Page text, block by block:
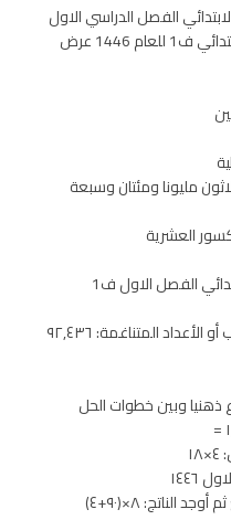
الفصل الدراسي الاول
تحميل تليخص مراجعة رياضيات خامس ابتدائي ف1 للعام 1446 عرض
مليونا ومئتان وسبعة
العشرية
الفصل الاول ف1
قدر ناتج الجمع والطرح باستعمال التقريب أو الأعداد المتناغمة: ٩٢,٤٣٦
وبين خطوات الحل
٨×(٩٠+٤)